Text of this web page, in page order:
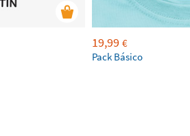
19,99 €
Pack Básico